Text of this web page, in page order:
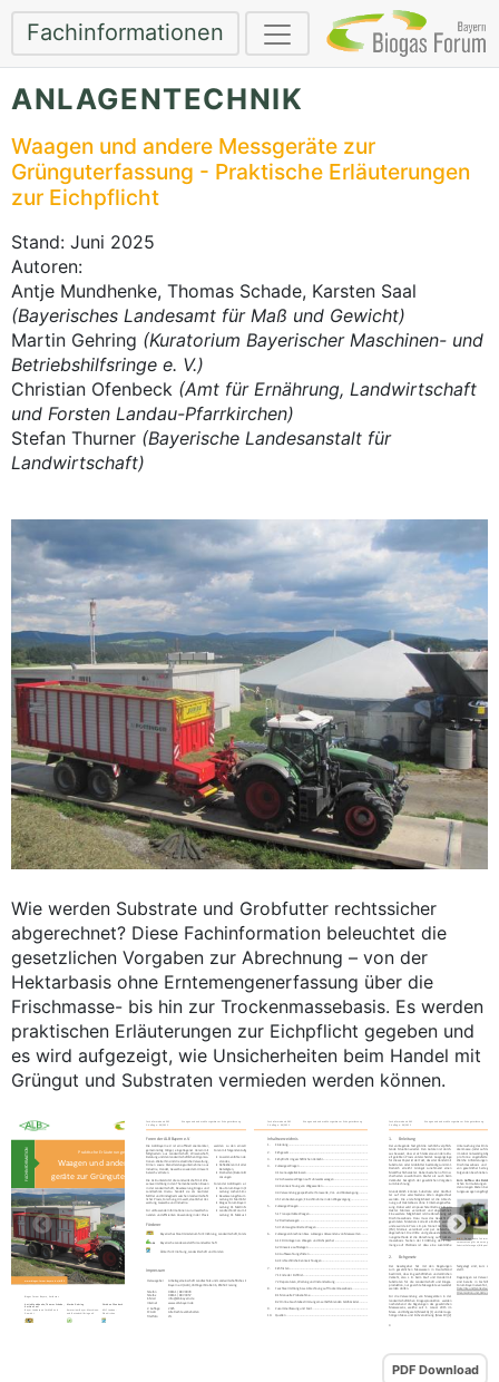
Fachinformationen
ANLAGENTECHNIK
Waagen und andere Messgeräte zur
Grünguterfassung - Praktische Erläuterungen
zur Eichpflicht
Stand: Juni 2025
Autoren:
Antje Mundhenke, Thomas Schade, Karsten Saal
(Bayerisches Landesamt für Maß und Gewicht)
Martin Gehring (Kuratorium Bayerischer Maschinen- und
Betriebshilfsringe e. V.)
Christian Ofenbeck (Amt für Ernährung, Landwirtschaft
und Forsten Landau-Pfarrkirchen)
Stefan Thurner (Bayerische Landesanstalt für
Landwirtschaft)
Wie werden Substrate und Grobfutter rechtssicher
abgerechnet? Diese Fachinformation beleuchtet die
gesetzlichen Vorgaben zur Abrechnung – von der
Hektarbasis ohne Erntemengenerfassung über die
Frischmasse- bis hin zur Trockenmassebasis. Es werden
praktischen Erläuterungen zur Eichpflicht gegeben und
es wird aufgezeigt, wie Unsicherheiten beim Handel mit
Grüngut und Substraten vermieden werden können.
PDF Download